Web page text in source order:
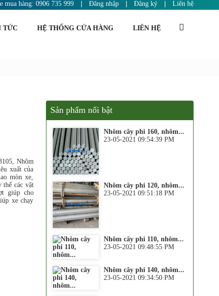
mua hàng: 0906 735 999 Đăng nhập Đăng ký Liên hệ
TỨC HỆ THỐNG CỬA HÀNG LIÊN HỆ
Nhôm
xuất của
mòn xe,
thế các vật
giúp cho
xe chạy
Sản phẩm nổi bật
Nhôm cây phi 160, nhôm...
23-05-2021 09:54:39 PM
Nhôm cây phi 120, nhôm...
23-05-2021 09:51:18 PM
Nhôm cây phi 110, nhôm...
23-05-2021 09:48:55 PM
Nhôm cây phi 140, nhôm...
23-05-2021 09:34:50 PM